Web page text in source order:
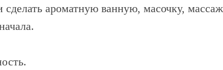
сделать ароматную ванную, масочку,